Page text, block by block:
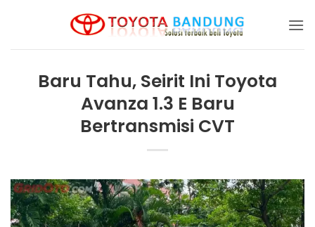
Baru Tahu, Seirit Ini Toyota
Avanza 1.3 E Baru
Bertransmisi CVT